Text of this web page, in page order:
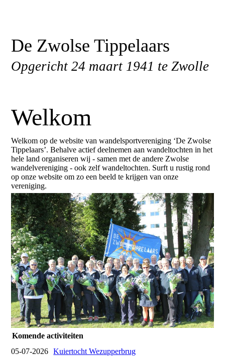
De Zwolse Tippelaars
Opgericht 24 maart 1941 te Zwolle
Welkom
Welkom op de website van wandelsportvereniging ‘De Zwolse
Tippelaars’. Behalve actief deelnemen aan wandeltochten in het
hele land organiseren wij - samen met de andere Zwolse
wandelvereniging - ook zelf wandeltochten. Surft u rustig rond
op onze website om zo een beeld te krijgen van onze
vereniging.
Komende activiteiten
05-07-2026
Kuiertocht Wezupperbrug